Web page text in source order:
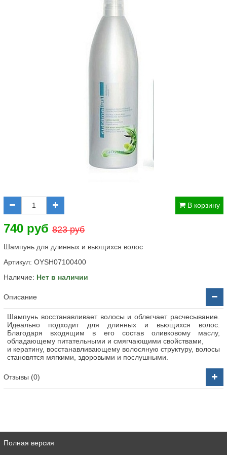
В корзину
740 руб 823 руб
Шампунь для длинных и вьющихся волос
Артикул: OYSH07100400
Наличие: Нет в наличии
Описание
Шампунь восстанавливает волосы и облегчает расчесывание.
Идеально подходит для длинных и вьющихся волос.
Благодаря входящим в его состав оливковому маслу,
обладающему питательными и смягчающими свойствами,
и кератину, восстанавливающему волосяную структуру, волосы
становятся мягкими, здоровыми и послушными.
Отзывы (0)
Полная версия